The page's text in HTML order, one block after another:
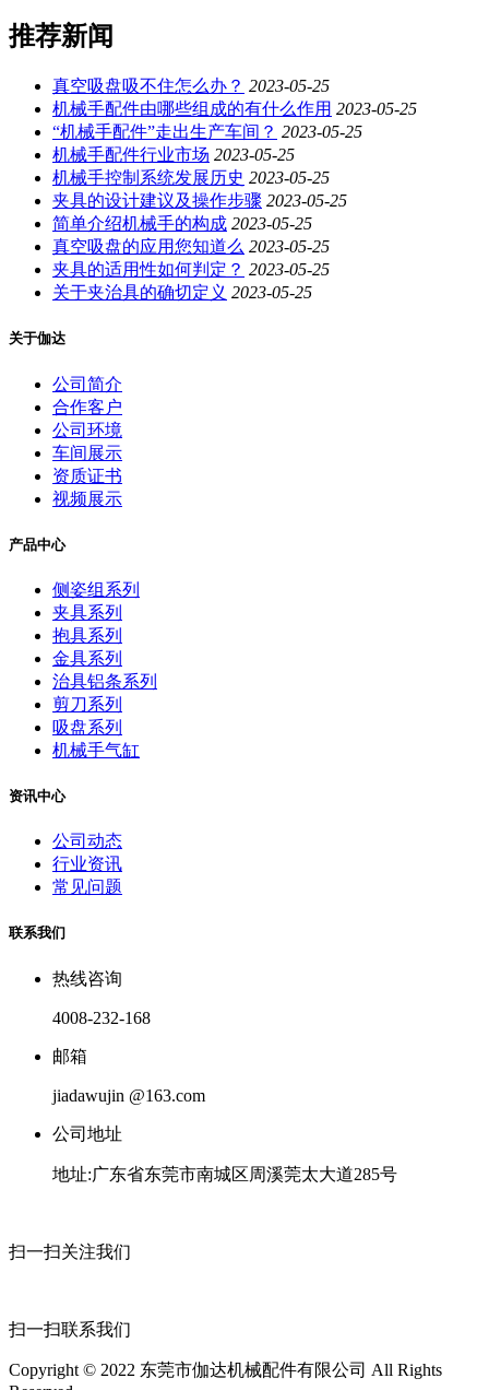
推荐新闻
真空吸盘吸不住怎么办？ 2023-05-25
机械手配件由哪些组成的有什么作用 2023-05-25
“机械手配件”走出生产车间？ 2023-05-25
机械手配件行业市场 2023-05-25
机械手控制系统发展历史 2023-05-25
夹具的设计建议及操作步骤 2023-05-25
简单介绍机械手的构成 2023-05-25
真空吸盘的应用您知道么 2023-05-25
夹具的适用性如何判定？ 2023-05-25
关于夹治具的确切定义 2023-05-25
关于伽达
公司简介
合作客户
公司环境
车间展示
资质证书
视频展示
产品中心
侧姿组系列
夹具系列
抱具系列
金具系列
治具铝条系列
剪刀系列
吸盘系列
机械手气缸
资讯中心
公司动态
行业资讯
常见问题
联系我们
热线咨询
4008-232-168
邮箱
jiadawujin @163.com
公司地址
地址:广东省东莞市南城区周溪莞太大道285号
扫一扫关注我们
扫一扫联系我们
Copyright © 2022 东莞市伽达机械配件有限公司 All Rights